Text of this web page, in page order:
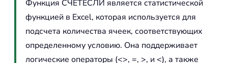
Функция СЧЁТЕСЛИ является статистической
функцией в Excel, которая используется для
подсчета количества ячеек, соответствующих
определенному условию. Она поддерживает
логические операторы (<>, =, >, и <), а также